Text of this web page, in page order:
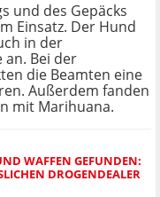
und des Gepäcks
Einsatz. Der Hund
in der
an. Bei der
die Beamten eine
Außerdem fanden
mit Marihuana.
WAFFEN GEFUNDEN:
DROGENDEALER F